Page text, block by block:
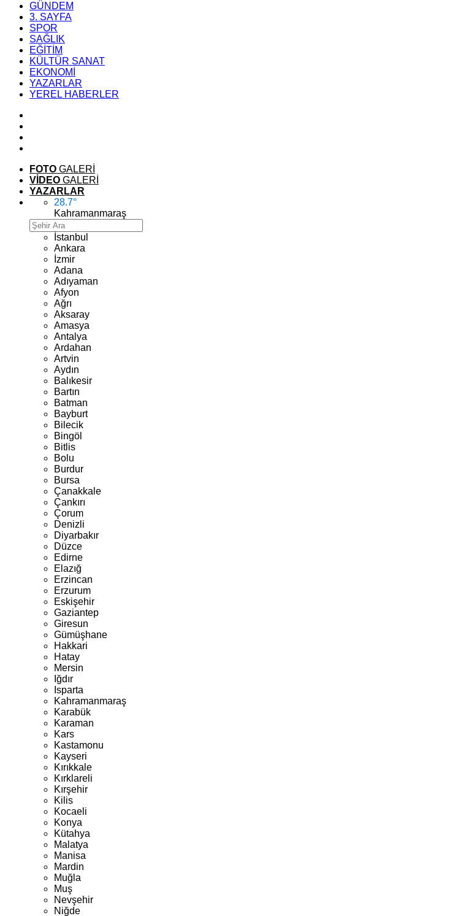
GÜNDEM
3. SAYFA
SPOR
SAĞLIK
EĞİTİM
KÜLTÜR SANAT
EKONOMİ
YAZARLAR
YEREL HABERLER
FOTO GALERİ
VİDEO GALERİ
YAZARLAR
28.7°
Kahramanmaraş
İstanbul
Ankara
İzmir
Adana
Adıyaman
Afyon
Ağrı
Aksaray
Amasya
Antalya
Ardahan
Artvin
Aydın
Balıkesir
Bartın
Batman
Bayburt
Bilecik
Bingöl
Bitlis
Bolu
Burdur
Bursa
Çanakkale
Çankırı
Çorum
Denizli
Diyarbakır
Düzce
Edirne
Elazığ
Erzincan
Erzurum
Eskişehir
Gaziantep
Giresun
Gümüşhane
Hakkari
Hatay
Mersin
Iğdır
Isparta
Kahramanmaraş
Karabük
Karaman
Kars
Kastamonu
Kayseri
Kırıkkale
Kırklareli
Kırşehir
Kilis
Kocaeli
Konya
Kütahya
Malatya
Manisa
Mardin
Muğla
Muş
Nevşehir
Niğde